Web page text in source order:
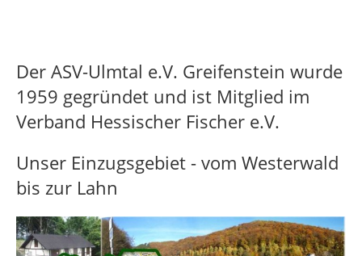
Der ASV-Ulmtal e.V. Greifenstein wurde
1959 gegründet und ist Mitglied im
Verband Hessischer Fischer e.V.
Unser Einzugsgebiet - vom Westerwald
bis zur Lahn